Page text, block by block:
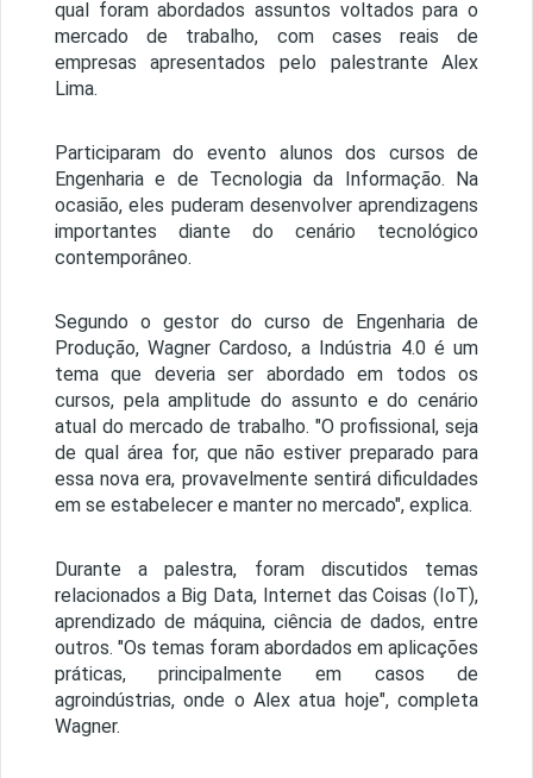
qual foram abordados assuntos voltados para o
mercado de trabalho, com cases reais de
empresas apresentados pelo palestrante Alex
Lima.
Participaram do evento alunos dos cursos de
Engenharia e de Tecnologia da Informação. Na
ocasião, eles puderam desenvolver aprendizagens
importantes diante do cenário tecnológico
contemporâneo.
Segundo o gestor do curso de Engenharia de
Produção, Wagner Cardoso, a Indústria 4.0 é um
tema que deveria ser abordado em todos os
cursos, pela amplitude do assunto e do cenário
atual do mercado de trabalho. "O profissional, seja
de qual área for, que não estiver preparado para
essa nova era, provavelmente sentirá dificuldades
em se estabelecer e manter no mercado", explica.
Durante a palestra, foram discutidos temas
relacionados a Big Data, Internet das Coisas (IoT),
aprendizado de máquina, ciência de dados, entre
outros. "Os temas foram abordados em aplicações
práticas, principalmente em casos de
agroindústrias, onde o Alex atua hoje", completa
Wagner.